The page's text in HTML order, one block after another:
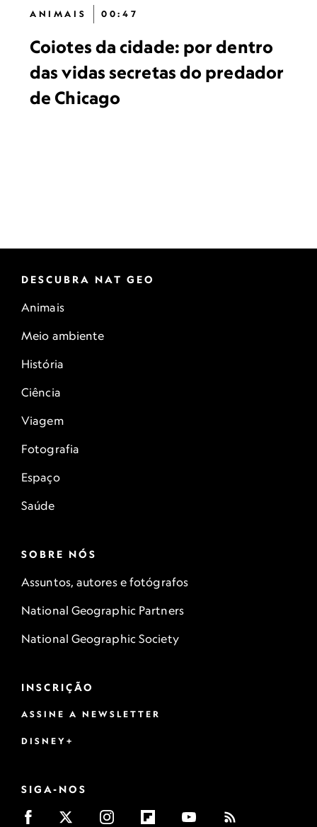
ANIMAIS 00:47
Coiotes da cidade: por dentro
das vidas secretas do predador
de Chicago
DESCUBRA NAT GEO
Animais
Meio ambiente
História
Ciência
Viagem
Fotografia
Espaço
Saúde
SOBRE NÓS
Assuntos, autores e fotógrafos
National Geographic Partners
National Geographic Society
INSCRIÇÃO
ASSINE A NEWSLETTER
DISNEY+
SIGA-NOS